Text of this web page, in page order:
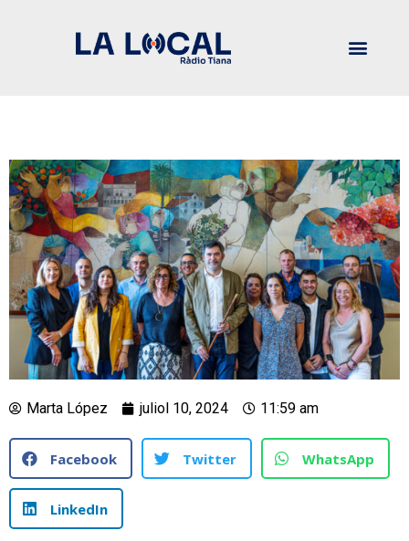
Marta López juliol 10, 2024 11:59 am
Facebook Twitter WhatsApp
LinkedIn